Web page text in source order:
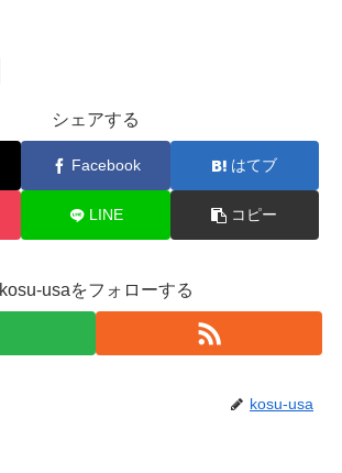
シェアする
Facebook はてブ
LINE コピー
kosu-usaをフォローする
kosu-usa